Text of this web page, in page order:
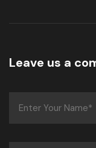
Leave us a